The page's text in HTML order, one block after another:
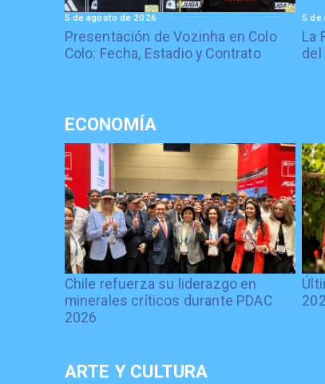
Presentación de Vozinha en Colo
Colo: Fecha, Estadio y Contrato
5 de agosto de 2026
La
del
5 de
ECONOMÍA
Chile refuerza su liderazgo en
minerales críticos durante PDAC
2026
ARTE Y CULTURA